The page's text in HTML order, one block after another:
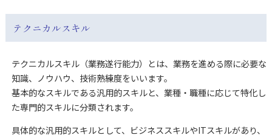
テクニカルスキル
テクニカルスキル（業務遂行能力）とは、業務を進める際に必要な
知識、ノウハウ、技術熟練度をいいます。
基本的なスキルである汎用的スキルと、業種・職種に応じて特化し
た専門的スキルに分類されます。
具体的な汎用的スキルとして、ビジネススキルやITスキルがあり、